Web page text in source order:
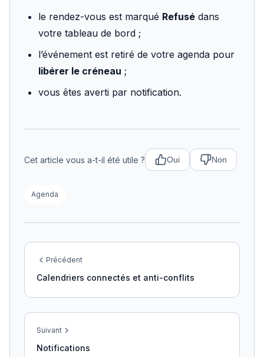
le rendez-vous est marqué Refusé dans
votre tableau de bord ;
l’événement est retiré de votre agenda pour
libérer le créneau ;
vous êtes averti par notification.
Cet article vous a-t-il été utile ? Oui Non
Agenda
Précédent
Calendriers connectés et anti-conflits
Suivant
Notifications